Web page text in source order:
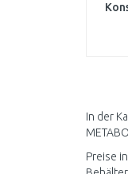
In der
Preise